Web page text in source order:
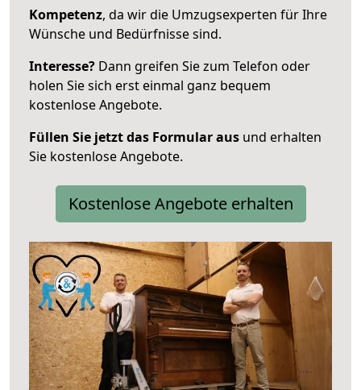
Kompetenz, da wir die Umzugsexperten für Ihre
Wünsche und Bedürfnisse sind.
Interesse? Dann greifen Sie zum Telefon oder
holen Sie sich erst einmal ganz bequem
kostenlose Angebote.
Füllen Sie jetzt das Formular aus und erhalten
Sie kostenlose Angebote.
Kostenlose Angebote erhalten